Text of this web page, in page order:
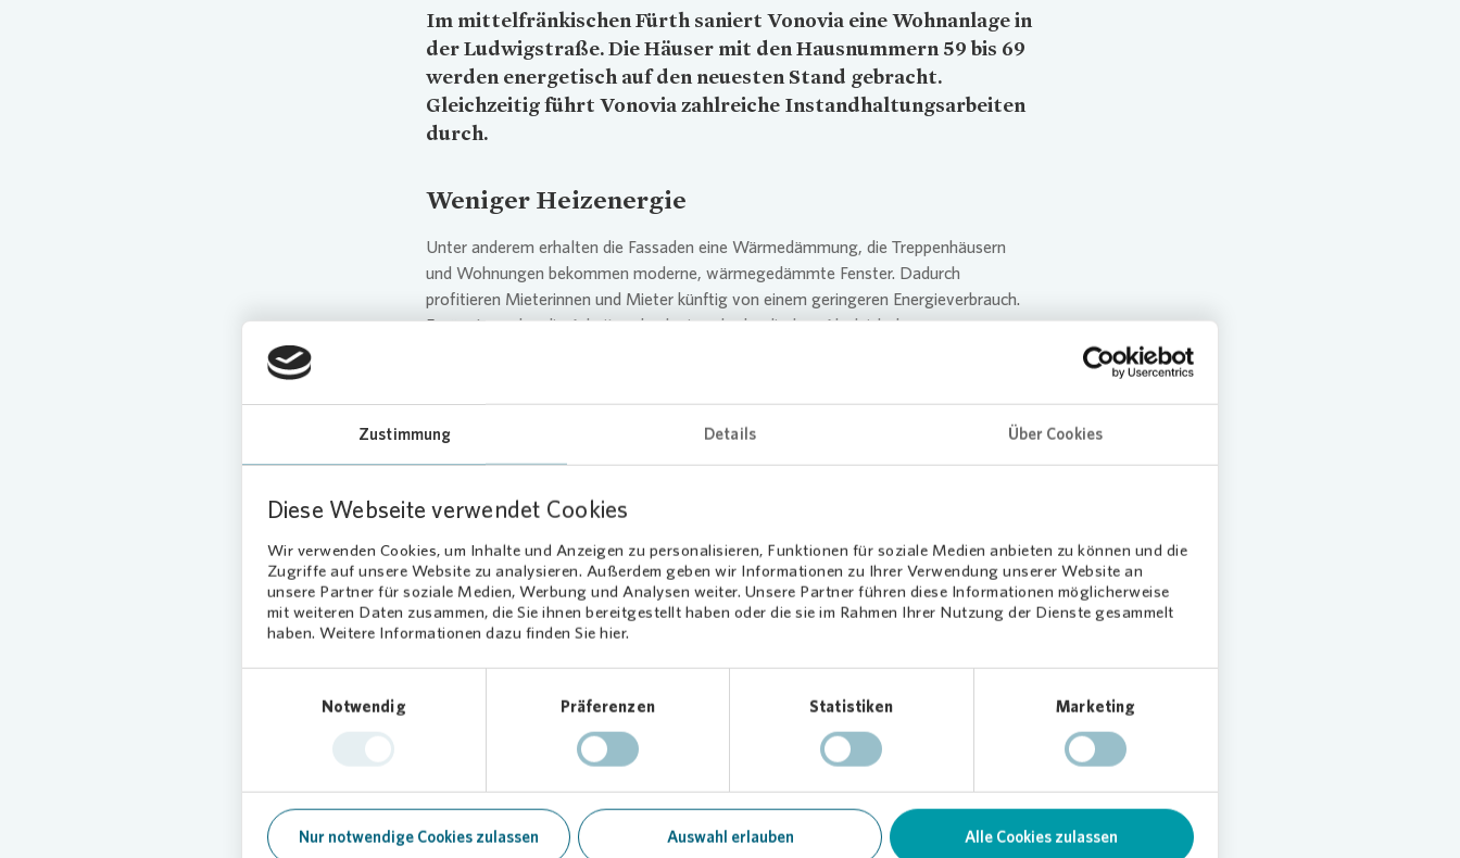
Zustimmung Details Über Cookies
Diese Webseite verwendet Cookies
Wir verwenden Cookies, um Inhalte und Anzeigen zu personalisieren, Funktionen für soziale Medien anbieten zu können und die
Zugriffe auf unsere Website zu analysieren. Außerdem geben wir Informationen zu Ihrer Verwendung unserer Website an
unsere Partner für soziale Medien, Werbung und Analysen weiter. Unsere Partner führen diese Informationen möglicherweise
mit weiteren Daten zusammen, die Sie ihnen bereitgestellt haben oder die sie im Rahmen Ihrer Nutzung der Dienste gesammelt
haben. Weitere Informationen dazu finden Sie hier.
Notwendig
Präferenzen Statistiken Marketing
Nur notwendige Cookies zulassen Auswahl erlauben Alle Cookies zulassen
Im mittelfränkischen Fürth saniert Vonovia eine Wohnanlage in
der Ludwigstraße. Die Häuser mit den Hausnummern 59 bis 69
werden energetisch auf den neuesten Stand gebracht.
Gleichzeitig führt Vonoviazahlreiche Instandhaltungsarbeiten
durch.
Weniger Heizenergie
Unter anderem erhalten die Fassaden eine Wärmedämmung, die Treppenhäusern
und Wohnungen bekommen moderne, wärmegedämmte Fenster. Dadurch
profitieren Mieterinnen und Mieter künftig von einem geringeren Energieverbrauch.
Ergänzt werden die Arbeiten durch einen hydraulischen Abgleich der
Parallel werden zahlreiche Erhaltungs- und Instandsetzungsarbeiten durchgeführt.
So lässt
die Balkone sanieren sowie die Klingelanlagen und
Kellerausgangsbeleuchtungen erneuern. Außerdem verbaut das Unternehmen neue
Briefkastenanlagen und Rollläden.
Robert Stellmach, Regionalleitung Bayern von Vonovia : „Die Investition in die
Energieeffizienz der Wohnanlage hilft nicht nur der Umwelt, sondern vor allem auch
unseren Mieterinnen und Mietern. Sie profitieren durch eine verbesserte Dämmung
und moderne Technik unmittelbar von einem sinkenden Energieverbrauch. Zugleich
ein besseres Wohnklima.“
Vinzent Schneider, Regionalleiter Bayern-Nord bei Vonovia: „Die Investitionen
wirken sich außerdem positiv auf das gesamte Wohnumfeld aus: Die modernisierte
Fassade sorgt für ein deutlich attraktiveres Erscheinungsbild der Anlage und erhöht
die Wohnqualität für unsere Mieterinnen und Mieter.“